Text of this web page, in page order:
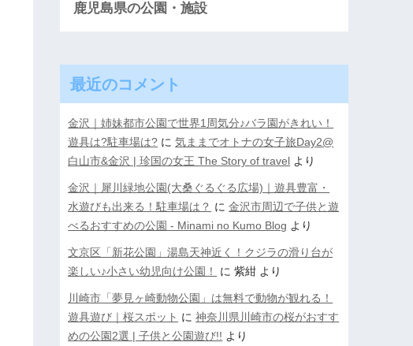
鹿児島県の公園・施設
最近のコメント
金沢｜姉妹都市公園で世界1周気分♪バラ園がきれい！
遊具は?駐車場は? に気ままでオトナの女子旅Day2@
白山市&金沢 | 珍国の女王 The Story of travel より
金沢｜犀川緑地公園(大桑ぐるぐる広場)｜遊具豊富・
水遊びも出来る！駐車場は？ に金沢市周辺で子供と遊
べるおすすめの公園 - Minami no Kumo Blog より
文京区「新花公園」湯島天神近く！クジラの滑り台が
楽しい♪小さい幼児向け公園！
に紫紺 より
川崎市「夢見ヶ崎動物公園」は無料で動物が観れる！
遊具遊び｜桜スポット に神奈川県川崎市の桜がおすす
めの公園2選 | 子供と公園遊び!! より